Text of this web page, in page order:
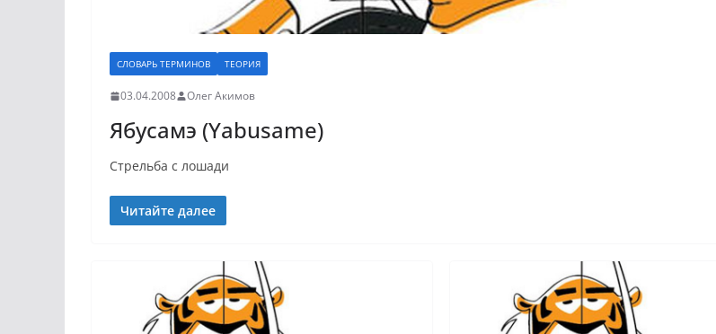
СЛОВАРЬ ТЕРМИНОВ ТЕОРИЯ
03.04.2008 Олег Акимов
Ябусамэ (Yabusame)
Стрельба с лошади
Читайте далее